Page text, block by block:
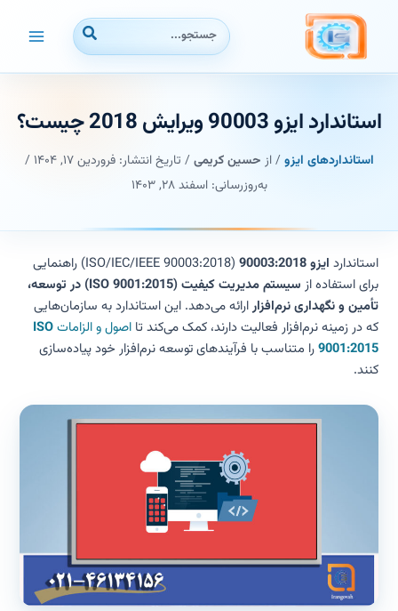
جستجوی:
استاندارد ایزو 90003 ویرایش 2018 چیست؟
استانداردهای ایزو/ از حسین کریمی/ تاریخ انتشار:فروردین ۱۷, ۱۴۰۴
/
به‌روزرسانی: اسفند ۲۸, ۱۴۰۳
استاندارد ایزو 90003:2018
(ISO/IEC/IEEE 90003:2018) راهنمایی
برای استفاده از
سیستم مدیریت کیفیت (ISO 9001:2015) در توسعه،
تأمین و نگهداری نرم‌افزارارائه می‌دهد. این استاندارد به سازمان‌هایی
که در زمینه نرم‌افزار فعالیت دارند، کمک می‌کند تااصول و الزاماتISO
9001:2015را متناسب با فرآیندهای توسعه نرم‌افزار خود پیاده‌سازی
کنند.